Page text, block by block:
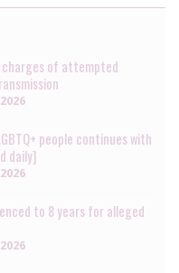
of attempted
people continues with
daily]
to 8 years for alleged